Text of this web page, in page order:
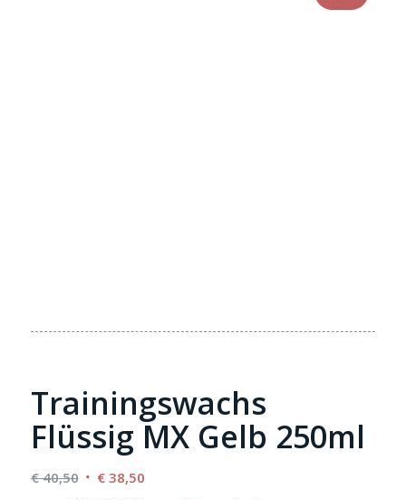
Trainingswachs
Flüssig MX Gelb 250ml
€40,50 Ursprünglicher
€38,50Aktueller